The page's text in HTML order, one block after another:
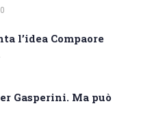
l’idea Compaore
Gasperini. Ma può